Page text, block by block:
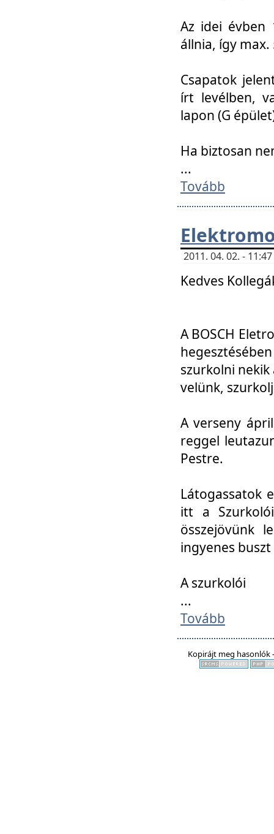
Az idei évben
állnia, így
Csapatok
írt levélben,
lapon (G
Ha biztosan
...
Tovább
2011. 04. 02. -
Kedves
A BOSCH
szurkolni
velünk,
A verseny
reggel
Pestre.
Látogassatok
itt a
összejövünk
ingyenes
A szurkolói
...
Tovább
Kopirájt meg hasonlók